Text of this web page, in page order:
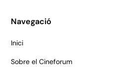
Navegació
Inici
Sobre el Cineforum